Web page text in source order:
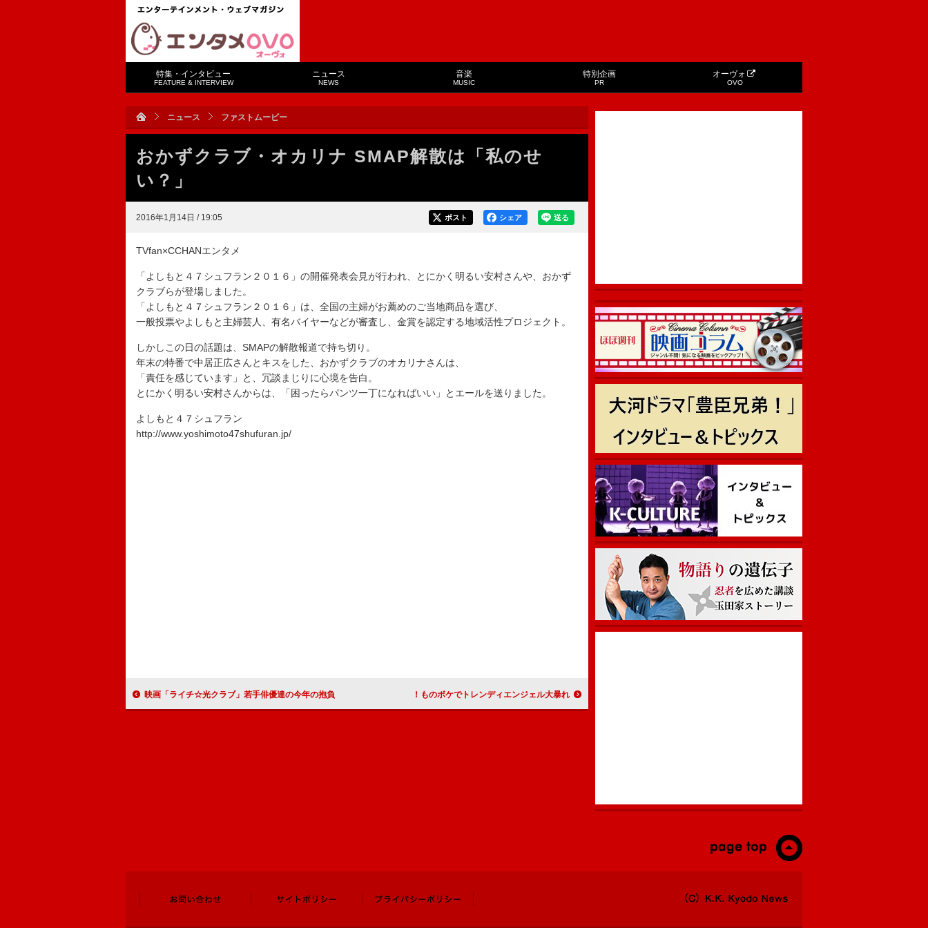
特集・インタビュー
FEATURE & INTERVIEW
ニュース
NEWS
音楽
MUSIC
特別企画
PR
オーヴォ
OVO
ニュース ファストムービー
おかずクラブ・オカリナ SMAP解散は「私のせ
い？」
2016年1月14日 / 19:05 送る
シェア
ポスト
TVfan×CCHANエンタメ
「よしもと４７シュフラン２０１６」の開催発表会見が行われ、とにかく明るい安村さん­や、おかず
クラブらが登場しました。
「よしもと４７シュフラン２０１６」は、全国の主婦がお薦めのご当地商品を選び、
一般投票やよしもと主婦芸人、有名バイヤーなどが審査し、金賞を認定する地域活性プロ­ジェクト。
しかしこの日の話題は、SMAPの解散報道で持ち切り。
年末の特番で中居正広さんとキスをした、おかずクラブのオカリナさんは、
「責任を感じています」と、冗談まじりに心境を告白。
とにかく明るい安村さんからは、「困ったらパンツ一丁になればいい」とエールを送りま­した。
よしもと４７シュフラン
http://www.yoshimoto47shufuran.jp/
映画「ライチ☆光クラブ」若手俳優達の今年の抱負 ものボケでトレンディエンジェル大暴れ！